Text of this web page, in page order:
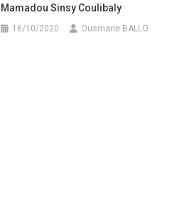
Mamadou Sinsy Coulibaly
16/10/2020 Ousmane BALLO